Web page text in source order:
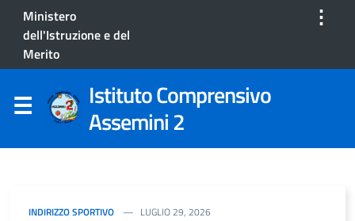
Ministero
dell'Istruzione e del
Merito
⋮
Istituto Comprensivo
Assemini 2
INDIRIZZO SPORTIVO LUGLIO 29, 2026